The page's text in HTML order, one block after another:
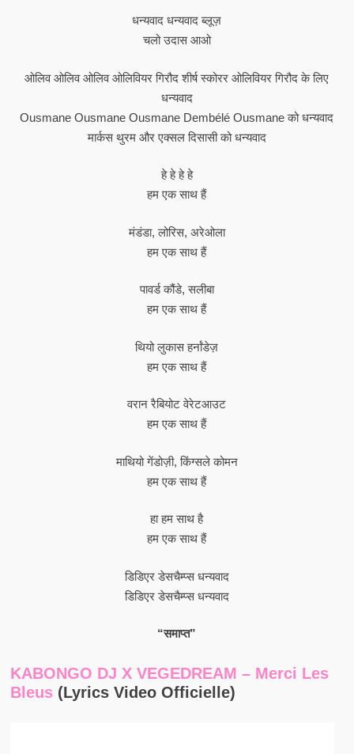
धन्यवाद धन्यवाद ब्लूज़
चलो उदास आओ
ओलिव ओलिव ओलिव ओलिवियर गिरौद शीर्ष स्कोरर ओलिवियर गिरौद के लिए
धन्यवाद
Ousmane Ousmane Ousmane Dembélé Ousmane को धन्यवाद
मार्कस थुरम और एक्सल दिसासी को धन्यवाद
हे हे हे हे
हम एक साथ हैं
मंडंडा, लोरिस, अरेओला
हम एक साथ हैं
पावर्ड कौंडे, सलीबा
हम एक साथ हैं
थियो लुकास हर्नांडेज़
हम एक साथ हैं
वरान रैबियोट वेरेटआउट
हम एक साथ हैं
माथियो गेंडोज़ी, किंग्सले कोमन
हम एक साथ हैं
हा हम साथ है
हम एक साथ हैं
डिडिएर डेसचैम्प्स धन्यवाद
डिडिएर डेसचैम्प्स धन्यवाद
“समाप्त”
KABONGO DJ X VEGEDREAM – Merci Les
Bleus(lyrics Video Officielle)